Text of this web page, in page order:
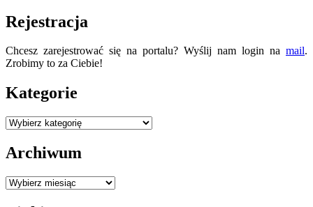
Rejestracja
Chcesz zarejestrować się na portalu? Wyślij nam login na mail.
Zrobimy to za Ciebie!
Kategorie
Kategorie
Archiwum
Archiwum